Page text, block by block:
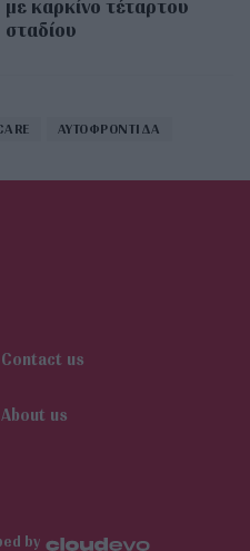
με καρκίνο τέταρτου
σταδίου
ΑΥΤΟΦΡΟΝΤΙΔΑ
Contact us
About us
by